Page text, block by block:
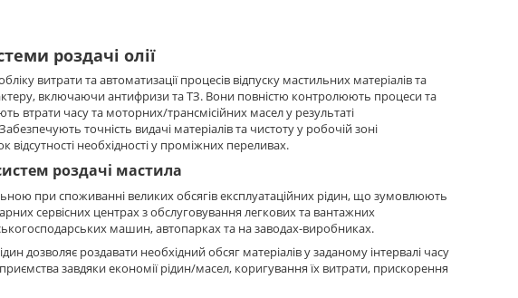
роздачі олії
витрати та автоматизації процесів відпуску мастильних матеріалів та
включаючи антифризи та ТЗ. Вони повністю контролюють процеси та
втрати часу та моторних/трансмісійних масел у результаті
точність видачі матеріалів та чистоту у робочій зоні
відсутності необхідності у проміжних переливах.
роздачі мастила
при споживанні великих обсягів експлуатаційних рідин, що зумовлюють
сервісних центрах з обслуговування легкових та вантажних
машин, автопарках та на заводах-виробниках.
дозволяє роздавати необхідний обсяг матеріалів у заданому інтервалі часу
завдяки економії рідин/масел, коригування їх витрати, прискорення